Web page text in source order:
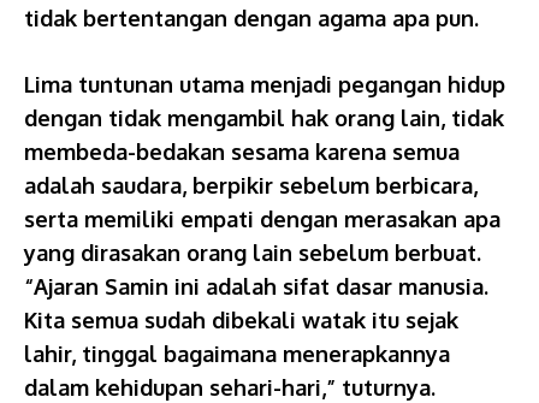
tidak bertentangan dengan agama apa pun.
Lima tuntunan utama menjadi pegangan hidup
dengan tidak mengambil hak orang lain, tidak
membeda-bedakan sesama karena semua
adalah saudara, berpikir sebelum berbicara,
serta memiliki empati dengan merasakan apa
yang dirasakan orang lain sebelum berbuat.
“Ajaran Samin ini adalah sifat dasar manusia.
Kita semua sudah dibekali watak itu sejak
lahir, tinggal bagaimana menerapkannya
dalam kehidupan sehari-hari,” tuturnya.